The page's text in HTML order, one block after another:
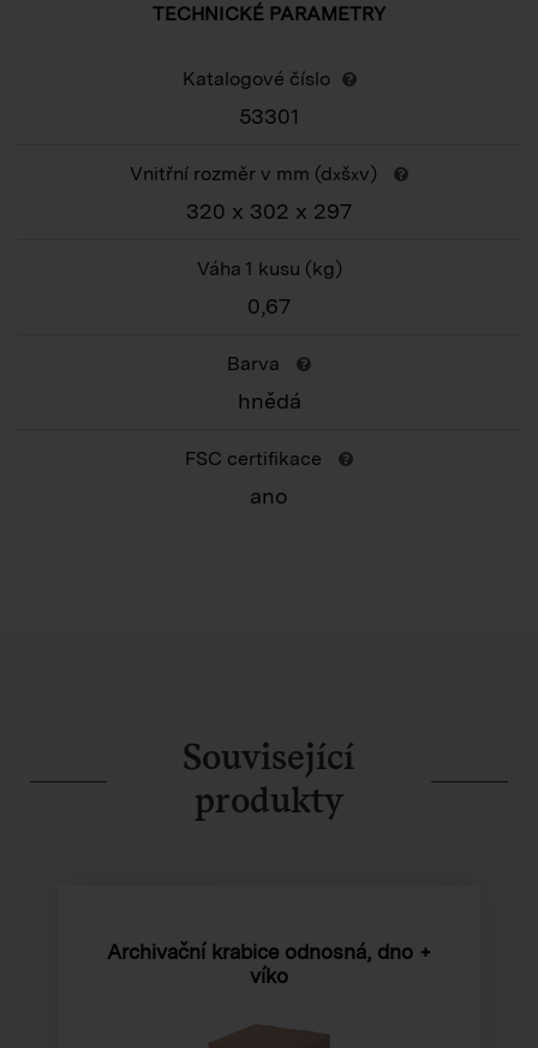
TECHNICKÉ PARAMETRY
Katalogové číslo
53301
Vnitřní rozměr v mm (dxšxv)
320 x 302 x 297
Váha 1 kusu (kg)
0,67
Barva
hnědá
FSC certifikace
ano
Související
produkty
Archivační krabice odnosná, dno +
víko